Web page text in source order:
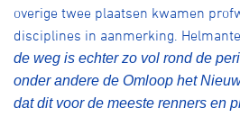
overige twee plaatsen kwamen
disciplines in aanmerking.
de weg is echter zo vol rond de
onder andere de Omloop het
dat dit voor de meeste renners en